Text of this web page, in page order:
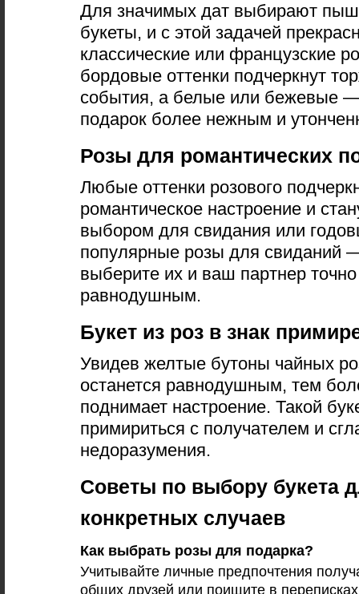
Для значимых дат выбирают
букеты, и с этой задачей
классические или французские
бордовые оттенки подчеркнут
события, а белые или бежевые
подарок более нежным и
Розы для романтических
Любые оттенки розового
романтическое настроение и
выбором для свидания или
популярные розы для свиданий
выберите их и ваш партнер точно
равнодушным.
Букет из роз в знак
Увидев желтые бутоны чайных
останется равнодушным, тем
поднимает настроение. Такой
примириться с получателем и
недоразумения.
Советы по выбору букета
конкретных случаев
Как выбрать розы для подарка?
Учитывайте личные предпочтения
общих друзей или поищите в